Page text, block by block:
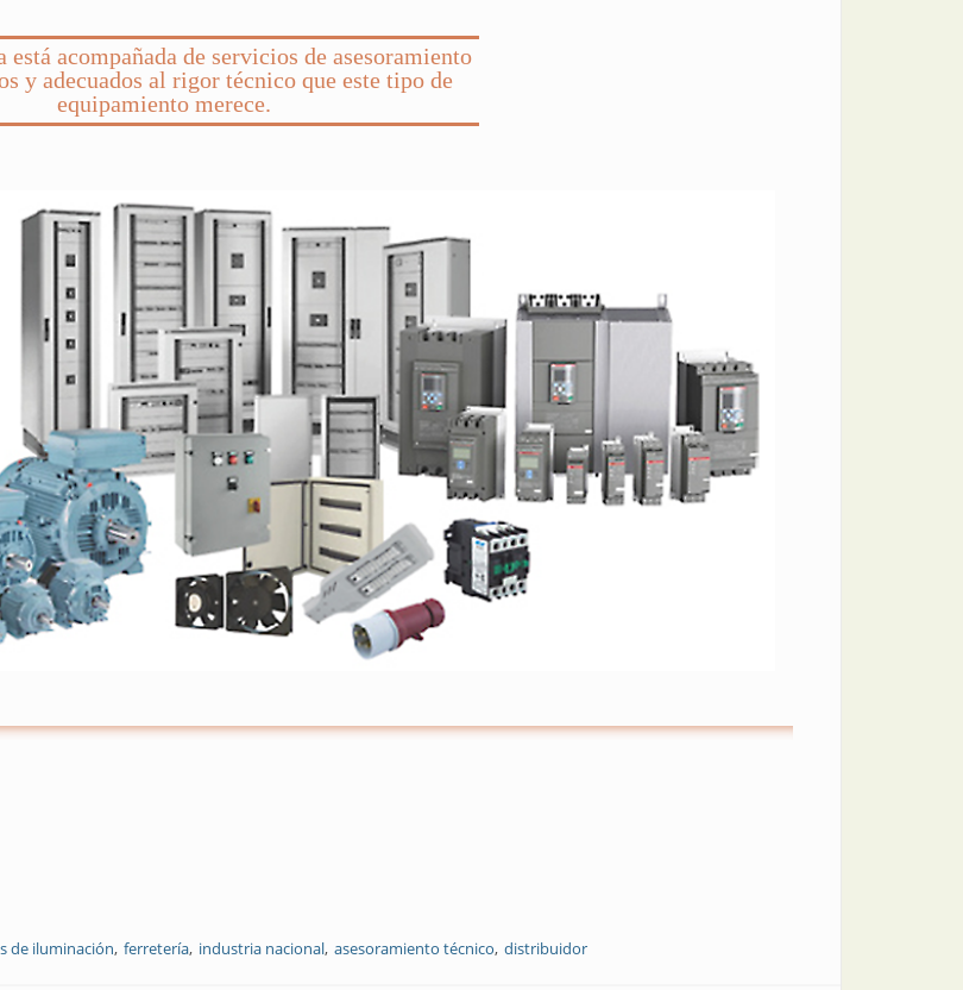
está acompañada de servicios de asesoramiento
y adecuados al rigor técnico que este tipo de
equipamiento merece.
de iluminación ferretería industria nacional asesoramiento técnico distribuidor